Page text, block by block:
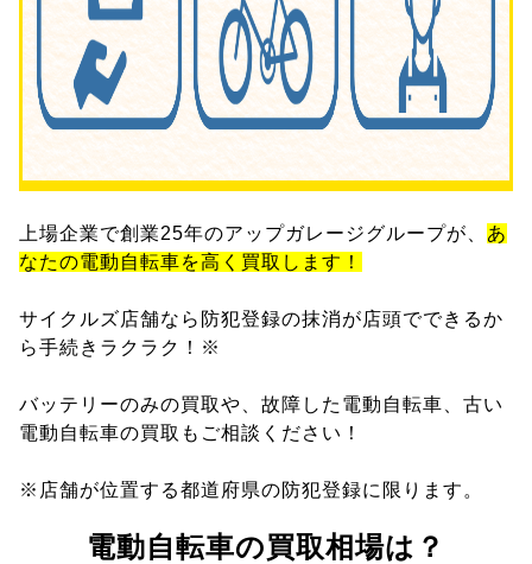
上場企業で創業25年のアップガレージグループが、 あ
なたの電動自転車を高く買取します！
サイクルズ店舗なら防犯登録の抹消が店頭でできるか
ら手続きラクラク！※
バッテリーのみの買取や、故障した電動自転車、古い
電動自転車の買取もご相談ください！
※店舗が位置する都道府県の防犯登録に限ります。
電動自転車の買取相場は？